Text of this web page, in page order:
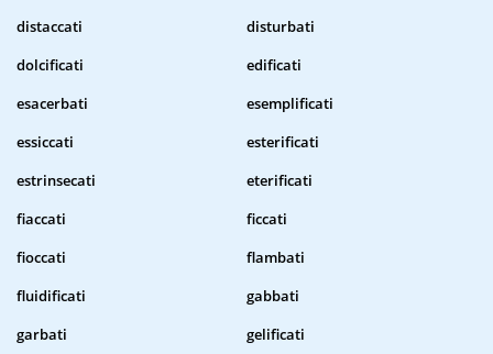
distaccati
disturbati
dolcificati
edificati
esacerbati
esemplificati
essiccati
esterificati
estrinsecati
eterificati
fiaccati
ficcati
fioccati
flambati
fluidificati
gabbati
garbati
gelificati